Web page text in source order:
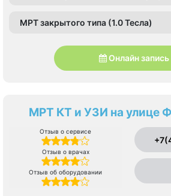
МРТ закрытого типа (1.0 Тесла)
Онлайн запись
МРТ КТ и УЗИ на улице
Отзыв о сервисе
Отзыв о врачах
Отзыв об оборудовании